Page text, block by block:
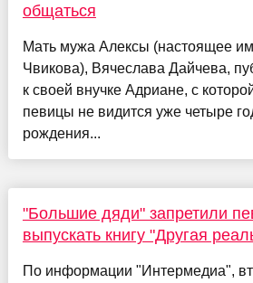
общаться
Мать мужа Алексы (настоящее
Чвикова), Вячеслава Дайчева,
к своей внучке Адриане, с
певицы не видится уже четыре
рождения...
"Большие дяди" запретили
выпускать книгу "Другая
По информации "Интермедиа",